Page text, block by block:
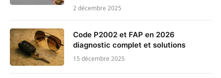
2 décembre 2025
Code P2002 et FAP en 2026
diagnostic complet et solutions
15 décembre 2025